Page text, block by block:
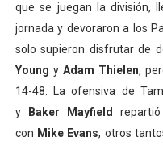
que se juegan la división,
jornada y devoraron a los
solo supieron disfrutar de
Young yAdam Thielen,
14-48. La ofensiva de
y
Baker Mayfield
con Mike Evans, otros